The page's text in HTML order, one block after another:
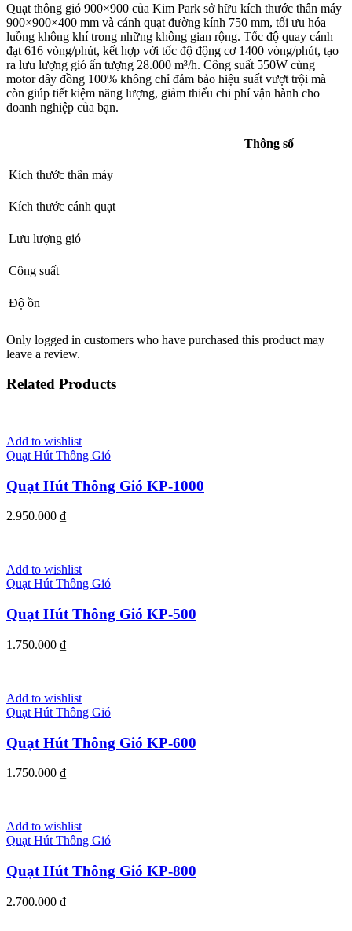
Quạt thông gió 900×900 của Kim Park sở hữu kích thước thân máy
900×900×400 mm và cánh quạt đường kính 750 mm, tối ưu hóa
luồng không khí trong những không gian rộng. Tốc độ quay cánh
đạt 616 vòng/phút, kết hợp với tốc độ động cơ 1400 vòng/phút, tạo
ra lưu lượng gió ấn tượng 28.000 m³/h. Công suất 550W cùng
motor dây đồng 100% không chỉ đảm bảo hiệu suất vượt trội mà
còn giúp tiết kiệm năng lượng, giảm thiểu chi phí vận hành cho
doanh nghiệp của bạn.
Thông số
Kích thước thân máy
Kích thước cánh quạt
Lưu lượng gió
Công suất
Độ ồn
Only logged in customers who have purchased this product may
leave a review.
Related Products
Add to wishlist
Quạt Hút Thông Gió
Quạt Hút Thông Gió KP-1000
2.950.000 ₫
Add to wishlist
Quạt Hút Thông Gió
Quạt Hút Thông Gió KP-500
1.750.000 ₫
Add to wishlist
Quạt Hút Thông Gió
Quạt Hút Thông Gió KP-600
1.750.000 ₫
Add to wishlist
Quạt Hút Thông Gió
Quạt Hút Thông Gió KP-800
2.700.000 ₫